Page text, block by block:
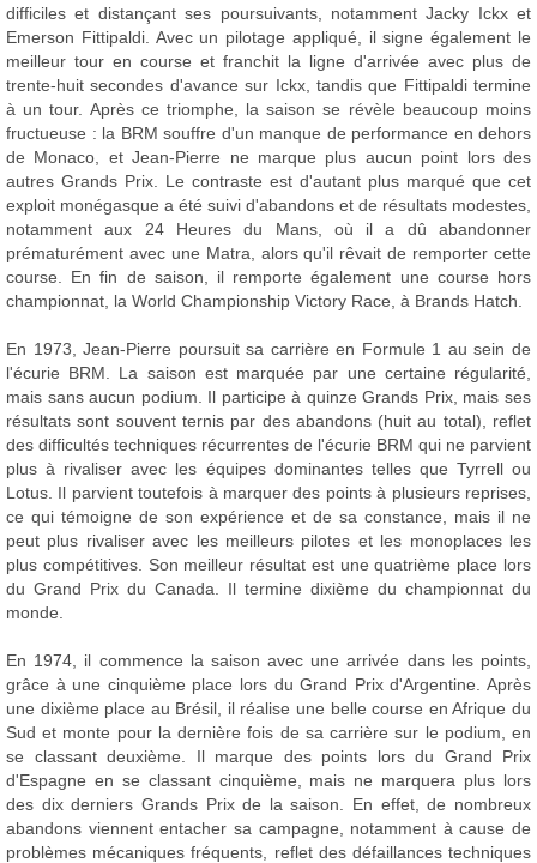
difficiles et distançant ses poursuivants, notamment Jacky Ickx et
Emerson Fittipaldi. Avec un pilotage appliqué, il signe également le
meilleur tour en course et franchit la ligne d'arrivée avec plus de
trente-huit secondes d'avance sur Ickx, tandis que Fittipaldi termine
à un tour. Après ce triomphe, la saison se révèle beaucoup moins
fructueuse : la BRM souffre d'un manque de performance en dehors
de Monaco, et Jean-Pierre ne marque plus aucun point lors des
autres Grands Prix. Le contraste est d'autant plus marqué que cet
exploit monégasque a été suivi d'abandons et de résultats modestes,
notamment aux 24 Heures du Mans, où il a dû abandonner
prématurément avec une Matra, alors qu'il rêvait de remporter cette
course. En fin de saison, il remporte également une course hors
championnat, la World Championship Victory Race, à Brands Hatch.
En 1973, Jean-Pierre poursuit sa carrière en Formule 1 au sein de
l'écurie BRM. La saison est marquée par une certaine régularité,
mais sans aucun podium. Il participe à quinze Grands Prix, mais ses
résultats sont souvent ternis par des abandons (huit au total), reflet
des difficultés techniques récurrentes de l'écurie BRM qui ne parvient
plus à rivaliser avec les équipes dominantes telles que Tyrrell ou
Lotus. Il parvient toutefois à marquer des points à plusieurs reprises,
ce qui témoigne de son expérience et de sa constance, mais il ne
peut plus rivaliser avec les meilleurs pilotes et les monoplaces les
plus compétitives. Son meilleur résultat est une quatrième place lors
du Grand Prix du Canada. Il termine dixième du championnat du
monde.
En 1974, il commence la saison avec une arrivée dans les points,
grâce à une cinquième place lors du Grand Prix d'Argentine. Après
une dixième place au Brésil, il réalise une belle course en Afrique du
Sud et monte pour la dernière fois de sa carrière sur le podium, en
se classant deuxième. Il marque des points lors du Grand Prix
d'Espagne en se classant cinquième, mais ne marquera plus lors
des dix derniers Grands Prix de la saison. En effet, de nombreux
abandons viennent entacher sa campagne, notamment à cause de
problèmes mécaniques fréquents, reflet des défaillances techniques